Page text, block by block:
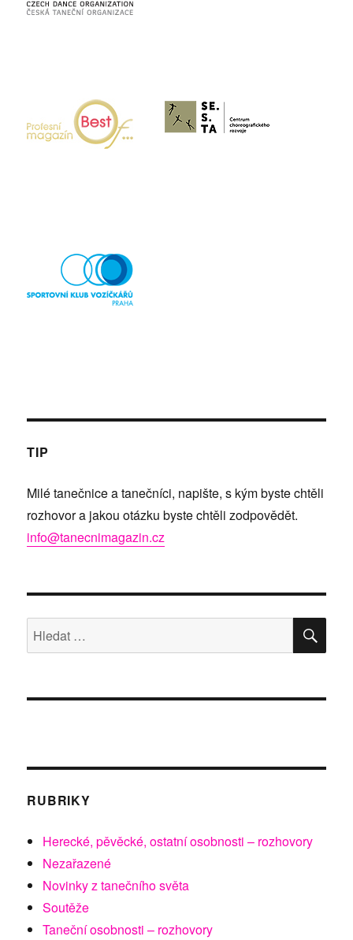
TIP
Milé tanečnice a tanečníci, napište, s kým byste chtěli
rozhovor a jakou otázku byste chtěli zodpovědět.
info@tanecnimagazin.cz
Hledat:
RUBRIKY
Herecké, pěvěcké, ostatní osobnosti – rozhovory
Nezařazené
Novinky z tanečního světa
Soutěže
Taneční osobnosti – rozhovory